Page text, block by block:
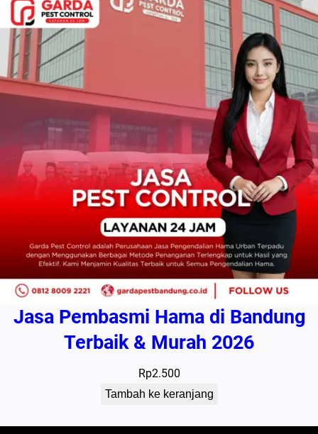
Jasa Pembasmi Hama di Bandung
Terbaik & Murah 2026
Rp2.500
Tambah ke keranjang